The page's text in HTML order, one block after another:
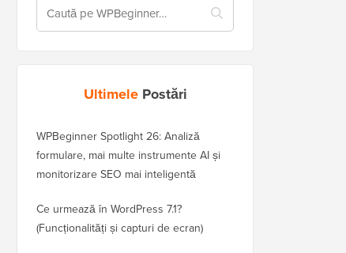
UltimelePostări
WPBeginner Spotlight 26: Analiză
formulare, mai multe instrumente AI și
monitorizare SEO mai inteligentă
Ce urmează în WordPress 7.1?
(Funcționalități și capturi de ecran)